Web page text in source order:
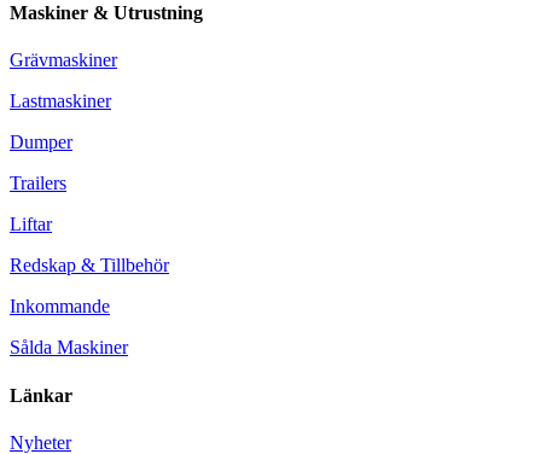
Maskiner & Utrustning
Grävmaskiner
Lastmaskiner
Dumper
Trailers
Liftar
Redskap & Tillbehör
Inkommande
Sålda Maskiner
Länkar
Nyheter